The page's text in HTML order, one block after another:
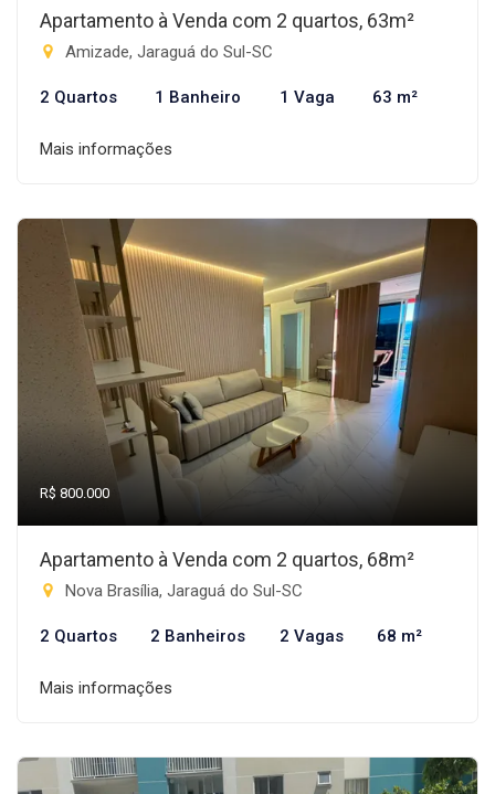
Apartamento à Venda com 2 quartos, 63m²
Amizade, Jaraguá do Sul-SC
2 Quartos 1 Banheiro 1 Vaga 63 m²
Mais informações
R$ 800.000
Apartamento à Venda com 2 quartos, 68m²
Nova Brasília, Jaraguá do Sul-SC
2 Quartos 2 Banheiros 2 Vagas 68 m²
Mais informações